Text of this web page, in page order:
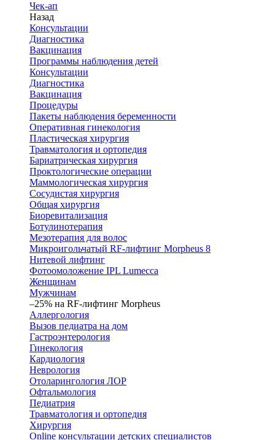
Чек-ап
Назад
Консультации
Диагностика
Вакцинация
Программы наблюдения детей
Консультации
Диагностика
Вакцинация
Процедуры
Пакеты наблюдения беременности
Оперативная гинекология
Пластическая хирургия
Травматология и ортопедия
Бариатрическая хирургия
Проктологические операции
Маммологическая хирургия
Сосудистая хирургия
Общая хирургия
Биоревитализация
Ботулинотерапия
Мезотерапия для волос
Микроигольчатый RF-лифтинг Morpheus 8
Нитевой лифтинг
Фотоомоложение IPL Lumecca
Женщинам
Мужчинам
–25% на RF-лифтинг Morpheus
Аллергология
Вызов педиатра на дом
Гастроэнтерология
Гинекология
Кардиология
Неврология
Отоларингология ЛОР
Офтальмология
Педиатрия
Травматология и ортопедия
Хирургия
Online консультации детских специалистов